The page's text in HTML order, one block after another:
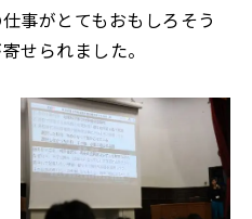
る
事がとてもおもしろそう
せられました。